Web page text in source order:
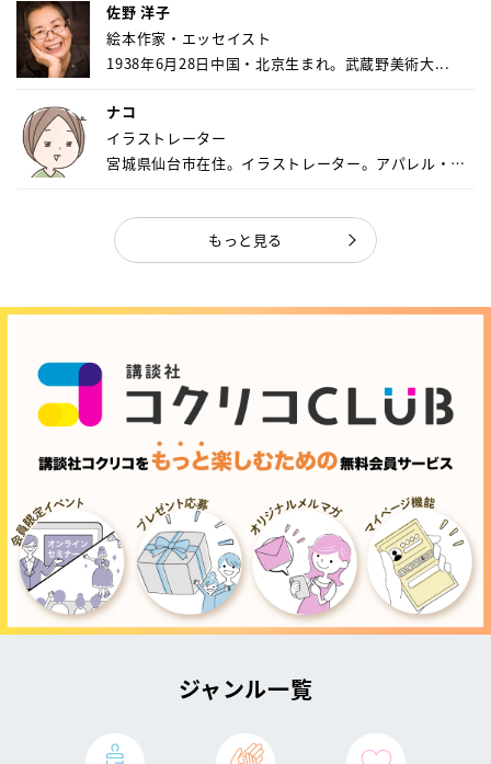
佐野 洋子
絵本作家・エッセイスト
1938年6月28日中国・北京生まれ。武蔵野美術大...
ナコ
イラストレーター
宮城県仙台市在住。イラストレーター。アパレル・キ
もっと見る
ジャンル一覧